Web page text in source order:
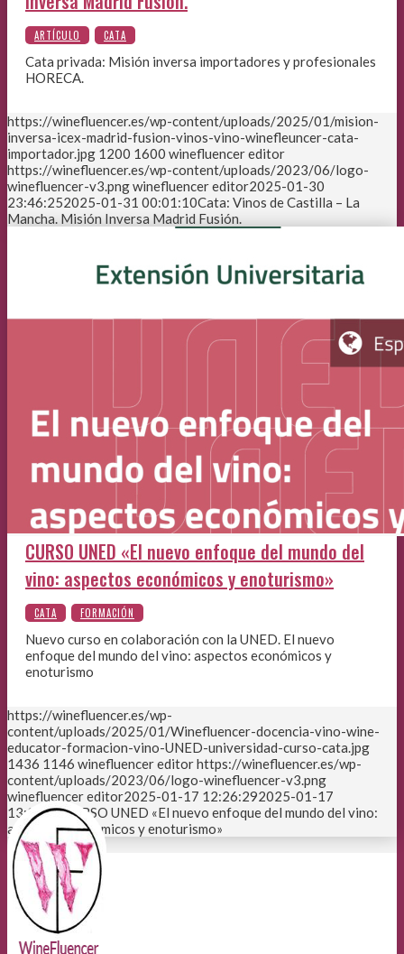
Cata privada: Misión inversa importadores y profesionales
HORECA.
https://winefluencer.es/wp-content/uploads/2025/01/mision-
inversa-icex-madrid-fusion-vinos-vino-winefleuncer-cata-
importador.jpg 1200 1600 winefluencer editor
https://winefluencer.es/wp-content/uploads/2023/06/logo-
winefluencer-v3.pngwinefluencer editor2025-01-30
23:46:252025-01-31 00:01:10Cata: Vinos de Castilla – La
Mancha. Misión Inversa Madrid Fusión.
CURSO UNED «El nuevo enfoque del mundo del
vino: aspectos económicos y enoturismo»
Nuevo curso en colaboración con la UNED. El nuevo
enfoque del mundo del vino: aspectos económicos y
enoturismo
https://winefluencer.es/wp-
content/uploads/2025/01/Winefluencer-docencia-vino-wine-
educator-formacion-vino-UNED-universidad-curso-cata.jpg
1436 1146 winefluencer editorhttps://winefluencer.es/wp-
content/uploads/2023/06/logo-winefluencer-v3.png
winefluencer editor2025-01-17 12:26:292025-01-17
13:26:10CURSO UNED «El nuevo enfoque del mundo del vino:
aspectos económicos y enoturismo»
Página 1 de 212